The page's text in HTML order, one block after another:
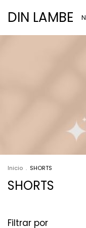
DIN LAMBE
Inicio . SHORTS
SHORTS
Filtrar por